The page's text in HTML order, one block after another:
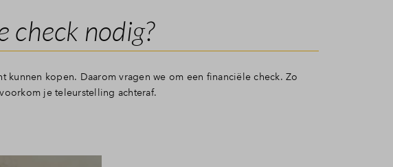
check nodig?
kopen. Daarom vragen we om een financiële check. Zo
je teleurstelling achteraf.